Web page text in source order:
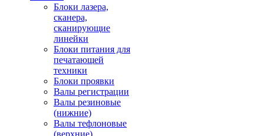
Блоки лазера,
сканера,
сканирующие
линейки
Блоки питания для
печатающей
техники
Блоки проявки
Валы регистрации
Валы резиновые
(нижние)
Валы тефлоновые
(верхние)